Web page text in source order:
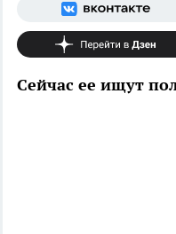
Сейчас ее ищут